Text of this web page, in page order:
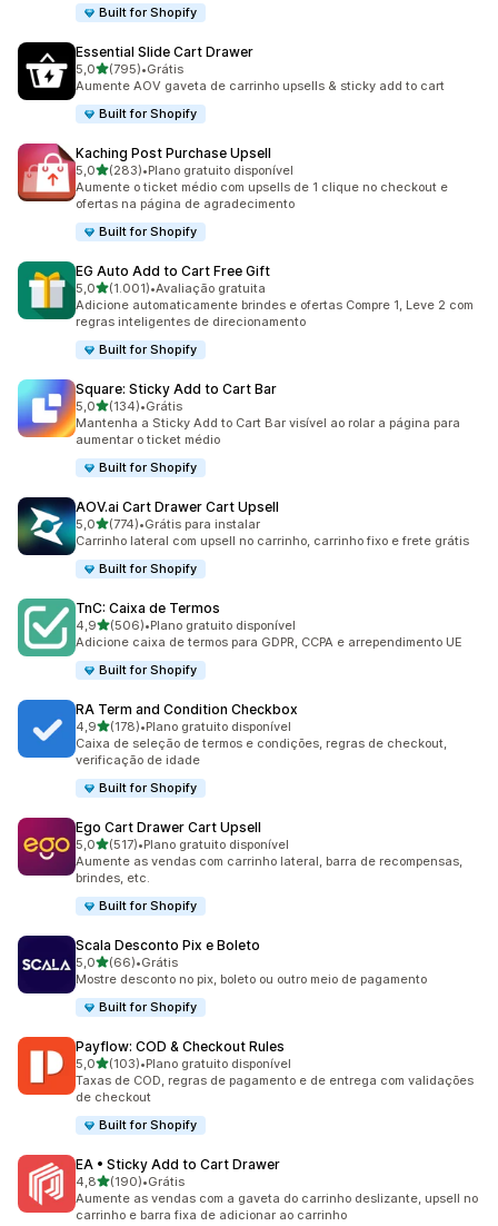
Built for Shopify
Essential Slide Cart Drawer
5,0de 5 estrelas
(795)
795 avaliações ao todo
•Grátis
Aumente AOV gaveta de carrinho upsells & sticky add to cart
Built for Shopify
Kaching Post Purchase Upsell
5,0de 5 estrelas
(283)
283 avaliações ao todo
•Plano gratuito disponível
Aumente o ticket médio com upsells de 1 clique no checkout e
ofertas na página de agradecimento
Built for Shopify
EG Auto Add to Cart Free Gift
5,0de 5 estrelas
(1.001)
1001 avaliações ao todo
•Avaliação gratuita
Adicione automaticamente brindes e ofertas Compre 1, Leve 2 com
regras inteligentes de direcionamento
Built for Shopify
Square: Sticky Add to Cart Bar
5,0de 5 estrelas
(134)
134 avaliações ao todo
•Grátis
Mantenha a Sticky Add to Cart Bar visível ao rolar a página para
aumentar o ticket médio
Built for Shopify
AOV.ai Cart Drawer Cart Upsell
5,0de 5 estrelas
(774)
774 avaliações ao todo
•Grátis para instalar
Carrinho lateral com upsell no carrinho, carrinho fixo e frete grátis
Built for Shopify
TnC: Caixa de Termos
4,9de 5 estrelas
(506)
506 avaliações ao todo
•Plano gratuito disponível
Adicione caixa de termos para GDPR, CCPA e arrependimento UE
Built for Shopify
RA Term and Condition Checkbox
4,9de 5 estrelas
(178)
178 avaliações ao todo
•Plano gratuito disponível
Caixa de seleção de termos e condições, regras de checkout,
verificação de idade
Built for Shopify
Ego Cart Drawer Cart Upsell
5,0de 5 estrelas
(517)
517 avaliações ao todo
•Plano gratuito disponível
Aumente as vendas com carrinho lateral, barra de recompensas,
brindes, etc.
Built for Shopify
Scala Desconto Pix e Boleto
5,0de 5 estrelas
(66)
66 avaliações ao todo
•Grátis
Mostre desconto no pix, boleto ou outro meio de pagamento
Built for Shopify
Payflow: COD & Checkout Rules
5,0de 5 estrelas
(103)
103 avaliações ao todo
•Plano gratuito disponível
Taxas de COD, regras de pagamento e de entrega com validações
de checkout
Built for Shopify
EA • Sticky Add to Cart Drawer
4,8de 5 estrelas
(190)
190 avaliações ao todo
•Grátis
Aumente as vendas com a gaveta do carrinho deslizante, upsell no
carrinho e barra fixa de adicionar ao carrinho